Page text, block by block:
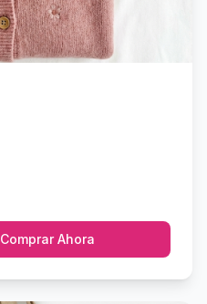
Comprar Ahora